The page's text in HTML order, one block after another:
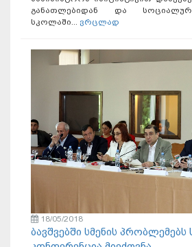
განათლებიდან და
სკოლაში... ვრცლად
18/05/2018
ბავშვებში სმენის